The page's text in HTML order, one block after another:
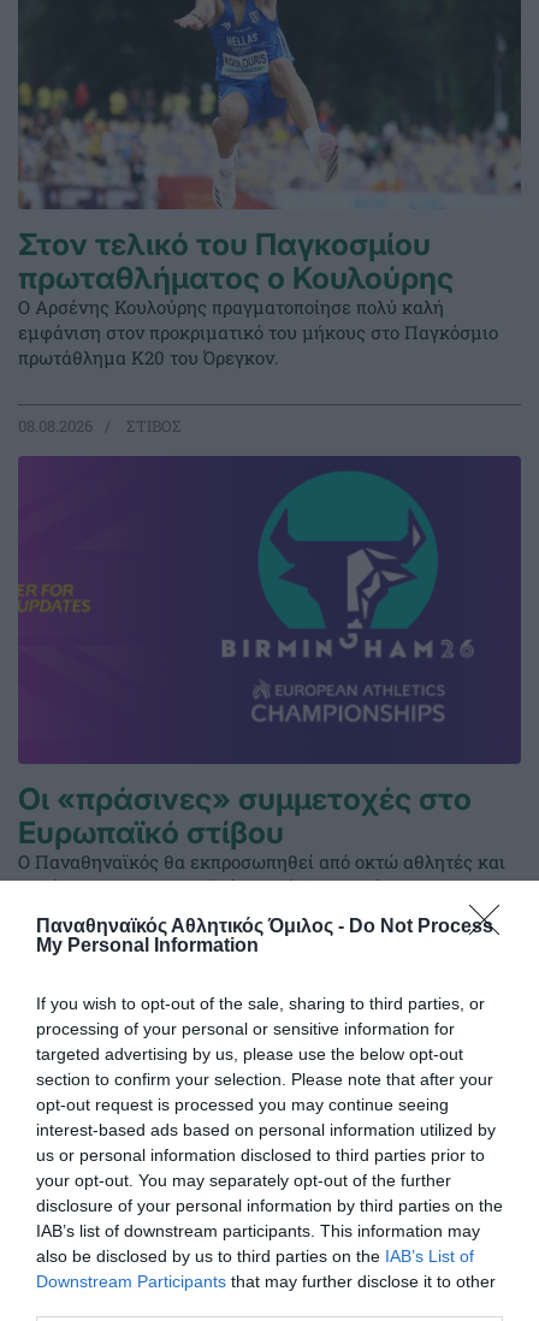
Παναθηναϊκός Αθλητικός Όμιλος - Do Not Process
My Personal Information
If you wish to opt-out of the sale, sharing to third parties, or
processing of your personal or sensitive information for
targeted advertising by us, please use the below opt-out
section to confirm your selection. Please note that after your
opt-out request is processed you may continue seeing
interest-based ads based on personal information utilized by
us or personal information disclosed to third parties prior to
your opt-out. You may separately opt-out of the further
disclosure of your personal information by third parties on the
IAB’s list of downstream participants. This information may
also be disclosed by us to third parties on the IAB’s List of
Downstream Participants that may further disclose it to other
Στον τελικό του Παγκοσμίου
πρωταθλήματος ο Κουλούρης
Ο Αρσένης Κουλούρης πραγματοποίησε πολύ καλή
εμφάνιση στον προκριματικό του μήκους στο Παγκόσμιο
πρωτάθλημα Κ20 του Όρεγκον.
08.08.2026 ΣΤΙΒΟΣ
Οι «πράσινες» συμμετοχές στο
Ευρωπαϊκό στίβου
Ο Παναθηναϊκός θα εκπροσωπηθεί από οκτώ αθλητές και
αθλήτριες στο Ευρωπαϊκό πρωτάθλημα στίβου στο
Μπέρμιγχαμ.